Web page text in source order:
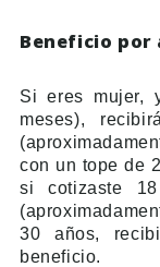
Beneficio por
Si eres mujer,
meses),
con un tope de
si cotizaste
30 años,
beneficio.